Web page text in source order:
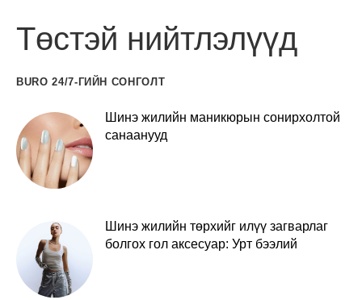
Төстэй нийтлэлүүд
BURO 24/7-ГИЙН СОНГОЛТ
Шинэ жилийн маникюрын сонирхолтой
санаанууд
Шинэ жилийн төрхийг илүү загварлаг
болгох гол аксесуар: Урт бээлий